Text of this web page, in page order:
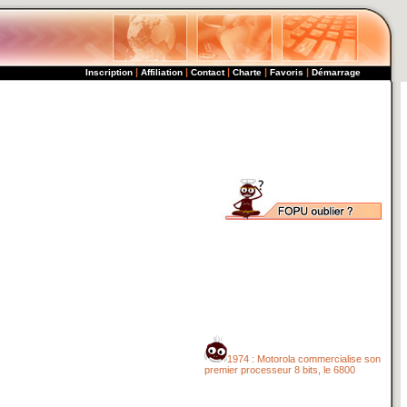
Inscription | Affiliation | Contact | Charte | Favoris | Démarrage
1974 : Motorola commercialise son
premier processeur 8 bits, le 6800